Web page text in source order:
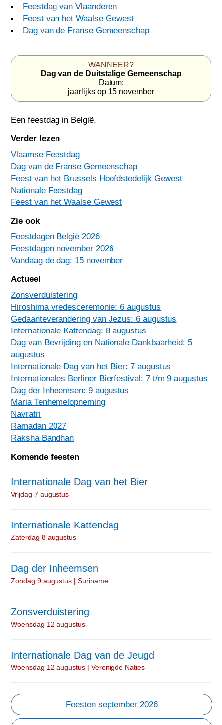
Feestdag van Vlaanderen
Feest van het Waalse Gewest
Dag van de Franse Gemeenschap
WANNEER?
Dag van de Duitstalige Gemeenschap
Datum:
jaarlijks op 15 november
Een feestdag in België.
Verder lezen
Vlaamse Feestdag
Dag van de Franse Gemeenschap
Feest van het Brussels Hoofdstedelijk Gewest
Nationale Feestdag
Feest van het Waalse Gewest
Zie ook
Feestdagen België 2026
Feestdagen november 2026
Vandaag de dag: 15 november
Actueel
Zonsverduistering
Hiroshima vredesceremonie: 6 augustus
Gedaanteverandering van Jezus: 6 augustus
Internationale Kattendag: 8 augustus
Dag van Bevrijding en Nationale Dankbaarheid: 5
augustus
Internationale Dag van het Bier: 7 augustus
Internationales Berliner Bierfestival: 7 t/m 9 augustus
Dag der Inheemsen: 9 augustus
Maria Tenhemelopneming
Navratri
Ramadan 2027
Raksha Bandhan
Komende feesten
Internationale Dag van het Bier
Vrijdag 7 augustus
Internationale Kattendag
Zaterdag 8 augustus
Dag der Inheemsen
Zondag 9 augustus | Suriname
Zonsverduistering
Woensdag 12 augustus
Internationale Dag van de Jeugd
Woensdag 12 augustus | Verenigde Naties
Feesten september 2026